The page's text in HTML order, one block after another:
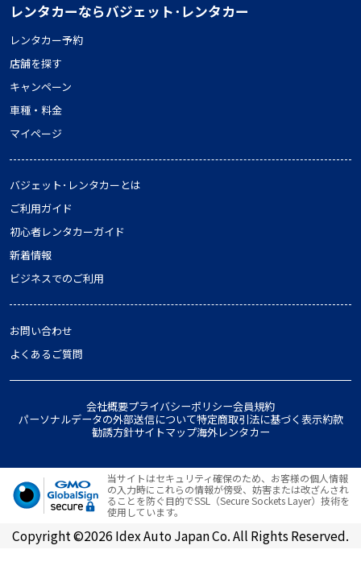
レンタカーならバジェット･レンタカー
レンタカー予約
店舗を探す
キャンペーン
車種・料金
マイページ
バジェット･レンタカーとは
ご利用ガイド
初心者レンタカーガイド
新着情報
ビジネスでのご利用
お問い合わせ
よくあるご質問
会社概要プライバシーポリシー会員規約
パーソナルデータの外部送信について特定商取引法に基づく表示約款
勧誘方針サイトマップ海外レンタカー
当サイトはセキュリティ確保のため、お客様の個人情報
の入力時にこれらの情報が傍受、妨害または改ざんされ
ることを防ぐ目的でSSL（Secure Sockets Layer）技術を
使用しています。
Copyright ©2026 Idex Auto Japan Co. All Rights Reserved.